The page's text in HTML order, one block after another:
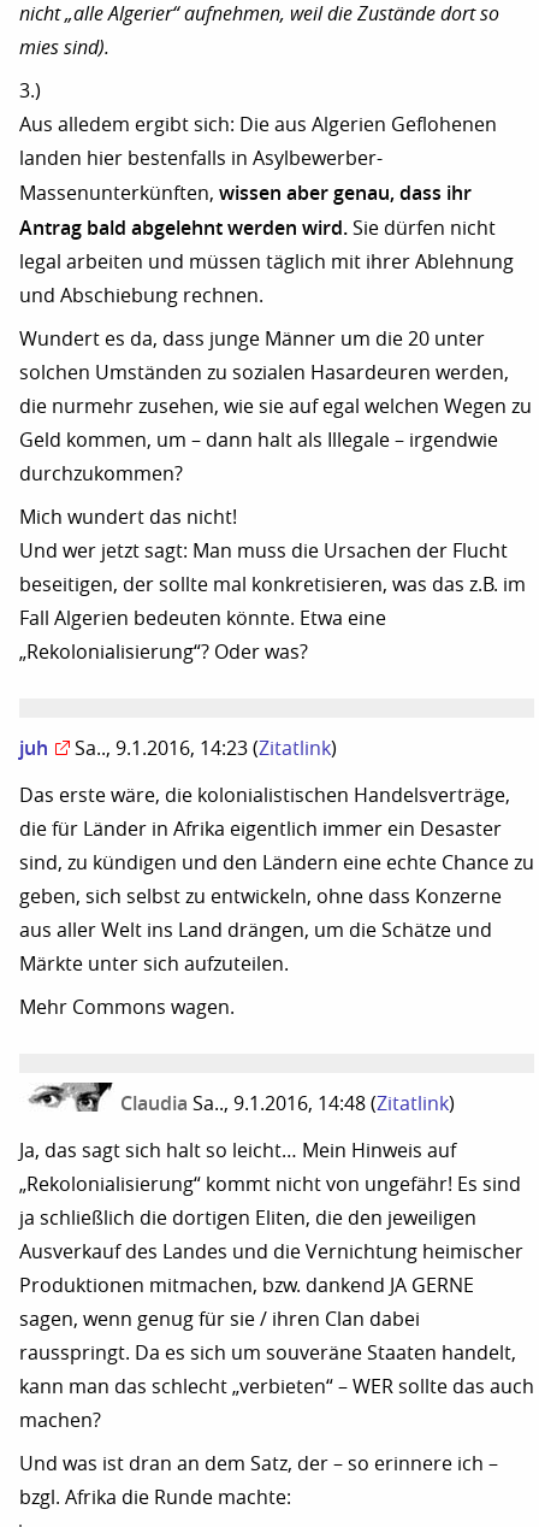
nicht „alle Algerier“ aufnehmen, weil die Zustände dort so
mies sind).
3.)
Aus alledem ergibt sich: Die aus Algerien Geflohenen
landen hier bestenfalls in Asylbewerber-
Massenunterkünften, wissen aber genau, dass ihr
Antrag bald abgelehnt werden wird. Sie dürfen nicht
legal arbeiten und müssen täglich mit ihrer Ablehnung
und Abschiebung rechnen.
Wundert es da, dass junge Männer um die 20 unter
solchen Umständen zu sozialen Hasardeuren werden,
die nurmehr zusehen, wie sie auf egal welchen Wegen zu
Geld kommen, um – dann halt als Illegale – irgendwie
durchzukommen?
Mich wundert das nicht!
Und wer jetzt sagt: Man muss die Ursachen der Flucht
beseitigen, der sollte mal konkretisieren, was das z.B. im
Fall Algerien bedeuten könnte. Etwa eine
„Rekolonialisierung“? Oder was?
juh Sa.., 9.1.2016, 14:23 (Zitatlink)
Das erste wäre, die kolonialistischen Handelsverträge,
die für Länder in Afrika eigentlich immer ein Desaster
sind, zu kündigen und den Ländern eine echte Chance zu
geben, sich selbst zu entwickeln, ohne dass Konzerne
aus aller Welt ins Land drängen, um die Schätze und
Märkte unter sich aufzuteilen.
Mehr Commons wagen.
Claudia Sa.., 9.1.2016, 14:48 (Zitatlink)
Ja, das sagt sich halt so leicht… Mein Hinweis auf
„Rekolonialisierung“ kommt nicht von ungefähr! Es sind
ja schließlich die dortigen Eliten, die den jeweiligen
Ausverkauf des Landes und die Vernichtung heimischer
Produktionen mitmachen, bzw. dankend JA GERNE
sagen, wenn genug für sie / ihren Clan dabei
rausspringt. Da es sich um souveräne Staaten handelt,
kann man das schlecht „verbieten“ – WER sollte das auch
machen?
Und was ist dran an dem Satz, der – so erinnere ich –
bzgl. Afrika die Runde machte: